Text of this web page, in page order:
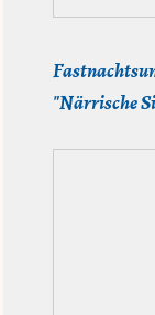
"Närrische